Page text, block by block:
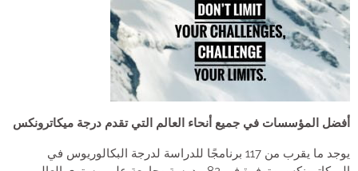
أفضل المؤسسات في جميع أنحاء العالم التي تقدم درجة ميكاترونكس
يوجد ما يقرب من 117 برنامجًا للدراسة لدرجة البكالوريوس في